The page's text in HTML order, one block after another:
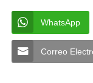
WhatsApp
Correo